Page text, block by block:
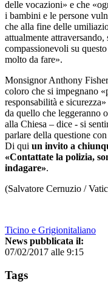
delle vocazioni» e che
i bambini e le persone
che alla fine delle
attualmente
compassionevoli su
molto da fare».
Monsignor Anthony
coloro che si impegnano
responsabilità e
da quello che leggeranno
alla Chiesa – dice - si
parlare della questione
Di qui un invito a
«Contattate la polizia,
indagare».
(Salvatore Cernuzio /
Ticino e Grigionitaliano
News pubblicata il:
07/02/2017 alle 9:15
Tags